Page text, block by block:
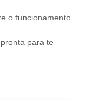
o funcionamento
para te